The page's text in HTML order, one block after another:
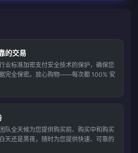
的交易
业标准加密支付安全技术的保护，确保您
完全保密。放心购物——每次都 100% 安
队全天候为您提供购买前、购买中和购买
天还是黑夜，随时为您提供快速、可靠的